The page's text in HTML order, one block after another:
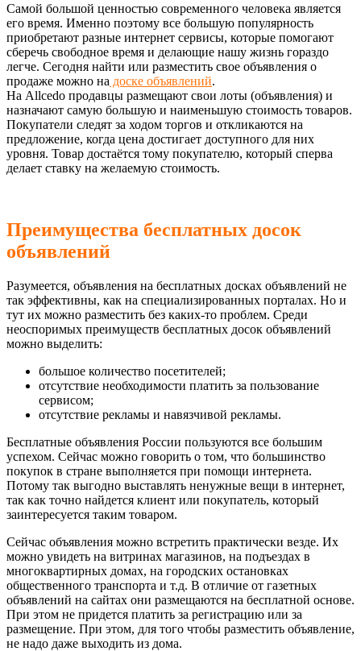
Самой большой ценностью современного человека является
его время. Именно поэтому все большую популярность
приобретают разные интернет сервисы, которые помогают
сберечь свободное время и делающие нашу жизнь гораздо
легче. Сегодня найти или разместить свое объявления о
продаже можно на доске объявлений.
На Allcedo продавцы размещают свои лоты (объявления) и
назначают самую большую и наименьшую стоимость товаров.
Покупатели следят за ходом торгов и откликаются на
предложение, когда цена достигает доступного для них
уровня. Товар достаётся тому покупателю, который сперва
делает ставку на желаемую стоимость.
Преимущества бесплатных досок
объявлений
Разумеется, объявления на бесплатных досках объявлений не
так эффективны, как на специализированных порталах. Но и
тут их можно разместить без каких-то проблем. Среди
неоспоримых преимуществ бесплатных досок объявлений
можно выделить:
большое количество посетителей;
отсутствие необходимости платить за пользование
сервисом;
отсутствие рекламы и навязчивой рекламы.
Бесплатные объявления России пользуются все большим
успехом. Сейчас можно говорить о том, что большинство
покупок в стране выполняется при помощи интернета.
Потому так выгодно выставлять ненужные вещи в интернет,
так как точно найдется клиент или покупатель, который
заинтересуется таким товаром.
Сейчас объявления можно встретить практически везде. Их
можно увидеть на витринах магазинов, на подъездах в
многоквартирных домах, на городских остановках
общественного транспорта и т.д. В отличие от газетных
объявлений на сайтах они размещаются на бесплатной основе.
При этом не придется платить за регистрацию или за
размещение. При этом, для того чтобы разместить объявление,
не надо даже выходить из дома.